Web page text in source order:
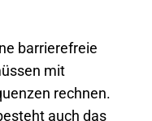
barrierefreie
mit
rechnen.
auch das